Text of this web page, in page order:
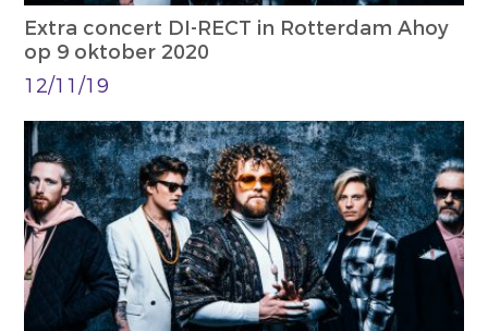
Extra concert DI-RECT in Rotterdam Ahoy
op 9 oktober 2020
12/11/19